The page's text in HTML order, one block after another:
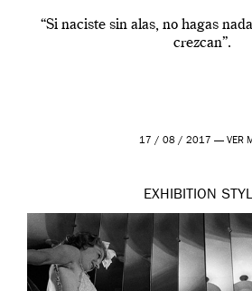
“Si naciste sin alas, no hagas
crezcan”.
17 / 08 / 2017 — VER
EXHIBITION